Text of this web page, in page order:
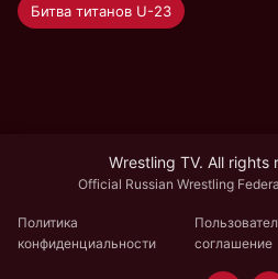
Битва титанов U-23
Wrestling TV. All rights
Official Russian Wrestling
Политика
конфиденциальности
соглашение